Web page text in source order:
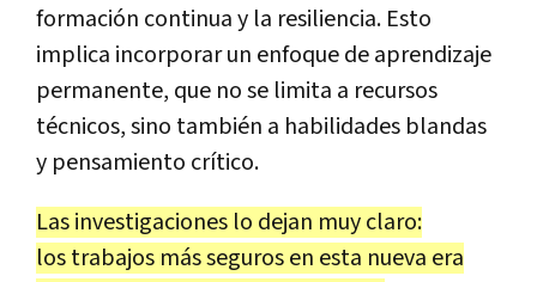
formación continua y la resiliencia. Esto
implica incorporar un enfoque de aprendizaje
permanente, que no se limita a recursos
técnicos, sino también a habilidades blandas
y pensamiento crítico.
Las investigaciones lo dejan muy claro:
los trabajos más seguros en esta nueva era